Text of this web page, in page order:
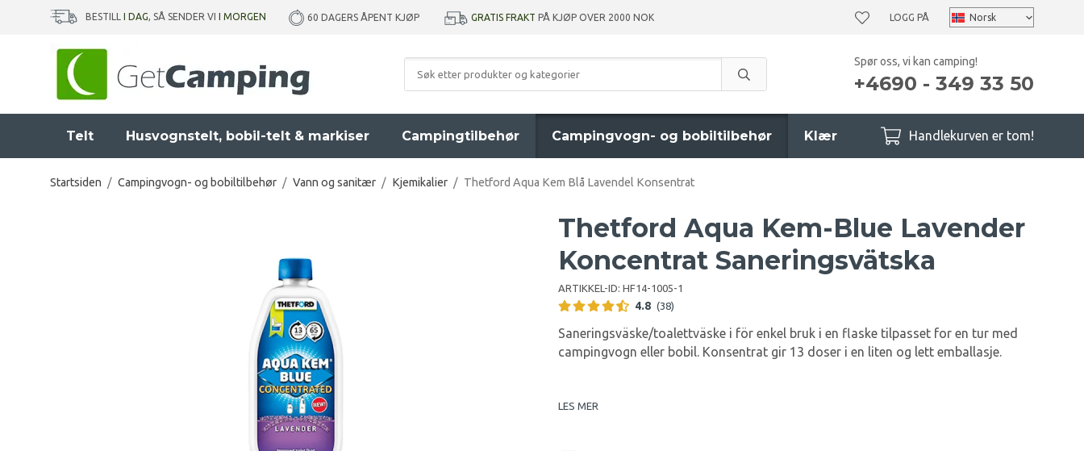
BESTILL I DAG, SÅ SENDER VI I MORGEN 60 DAGERS ÅPENT KJØP GRATIS FRAKT PÅ KJØP OVER 2000 NOK LOGG PÅ
Spør oss, vi kan camping!
+4690 - 349 33 50
Telt Husvognstelt, bobil-telt & markiser Campingtilbehør Campingvogn- og bobiltilbehør Klær Handlekurven er tom!
Startsiden / Campingvogn- og bobiltilbehør / Vann og sanitær / Kjemikalier / Thetford Aqua Kem Blå Lavendel Konsentrat
Thetford Aqua Kem-Blue Lavender
Koncentrat Saneringsvätska
ARTIKKEL-ID: HF14-1005-1
4.8 (38)
Saneringsväske/toalettväske i för enkel bruk i en flaske tilpasset for en tur med
campingvogn eller bobil. Konsentrat gir 13 doser i en liten og lett emballasje.
LES MER